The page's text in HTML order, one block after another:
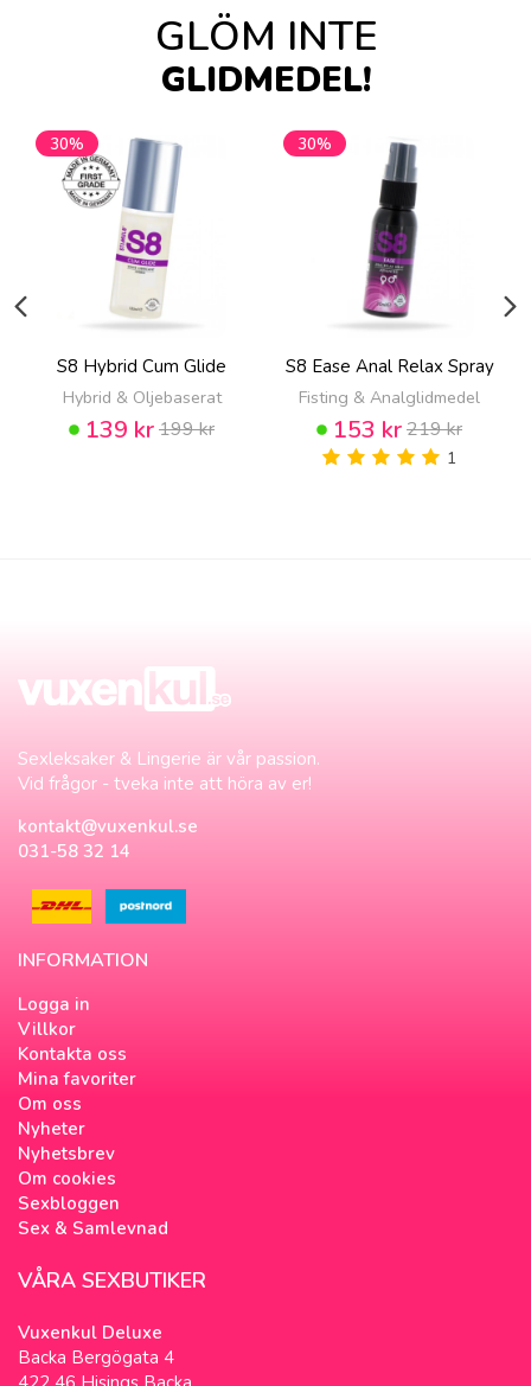
GLÖM INTE
GLIDMEDEL!
30%
S8 Hybrid Cum Glide
Hybrid & Oljebaserat
139 kr199 kr
30%
S8 Ease Anal Relax Spray
Fisting & Analglidmedel
153 kr219 kr
1
Sexleksaker & Lingerie är vår passion.
Vid frågor - tveka inte att höra av er!
kontakt@vuxenkul.se
031-58 32 14
INFORMATION
Logga in
Villkor
Kontakta oss
Mina favoriter
Om oss
Nyheter
Nyhetsbrev
Om cookies
Sexbloggen
Sex & Samlevnad
VÅRA SEXBUTIKER
Vuxenkul Deluxe
Backa Bergögata 4